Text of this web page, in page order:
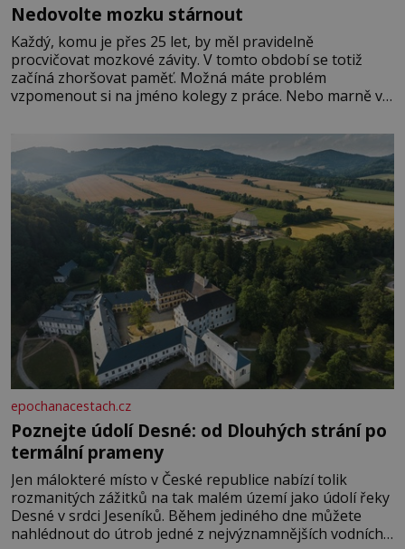
Nedovolte mozku stárnout
Každý, komu je přes 25 let, by měl pravidelně
procvičovat mozkové závity. V tomto období se totiž
začíná zhoršovat paměť. Možná máte problém
vzpomenout si na jméno kolegy z práce. Nebo marně v
Je to opravdu tak, s věkem jako kdyby se paměť
rozhodla stávkovat. Cvičte
epochanacestach.cz
Poznejte údolí Desné: od Dlouhých strání po
termální prameny
Jen málokteré místo v České republice nabízí tolik
rozmanitých zážitků na tak malém území jako údolí řeky
Desné v srdci Jeseníků. Během jediného dne můžete
nahlédnout do útrob jedné z nejvýznamnějších vodních